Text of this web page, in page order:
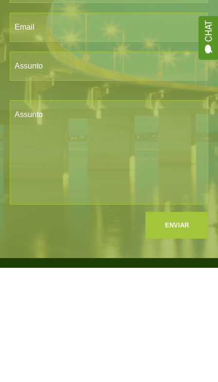
Email
Assunto
Assunto
ENVIAR